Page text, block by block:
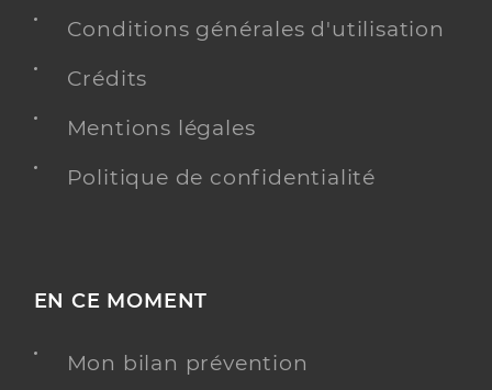
Conditions générales d'utilisation
Crédits
Mentions légales
Politique de confidentialité
EN CE MOMENT
Mon bilan prévention